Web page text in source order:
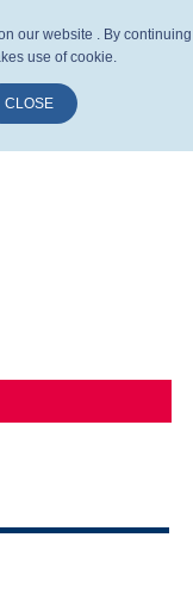
our website . By continuing
use of cookie.
CLOSE